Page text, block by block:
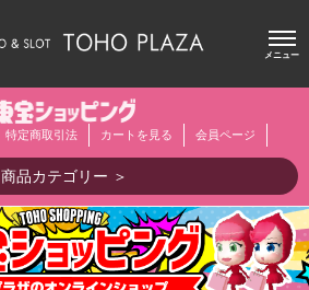
メニュー
特定商取引法 カートを見る 会員ページ
商品カテゴリー ＞